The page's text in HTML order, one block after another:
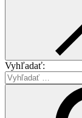
Vyhľadať: